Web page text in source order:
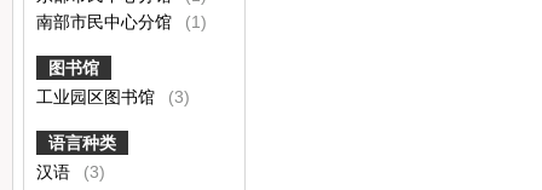
南部市民中心分馆
(1)
图书馆
工业园区图书馆
(3)
语言种类
汉语
(3)